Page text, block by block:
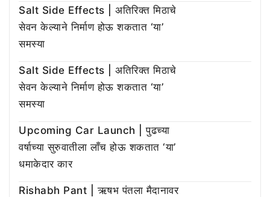
Salt Side Effects | अतिरिक्त मिठाचे
सेवन केल्याने निर्माण होऊ शकतात ‘या’
समस्या
Salt Side Effects | अतिरिक्त मिठाचे
सेवन केल्याने निर्माण होऊ शकतात ‘या’
समस्या
Upcoming Car Launch | पुढच्या
वर्षाच्या सुरुवातीला लाँच होऊ शकतात ‘या’
धमाकेदार कार
Rishabh Pant | ऋषभ पंतला मैदानावर